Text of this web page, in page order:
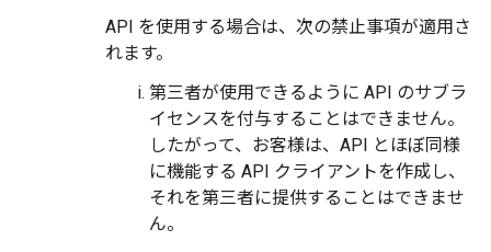
API を使用する場合は、次の禁止事項が適用さ
れます。
第三者が使用できるように API のサブラ
イセンスを付与することはできません。
したがって、お客様は、API とほぼ同様
に機能する API クライアントを作成し、
それを第三者に提供することはできませ
ん。